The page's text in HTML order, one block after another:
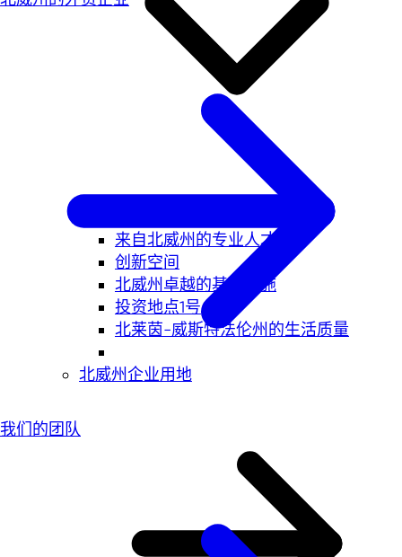
来自北威州的专业人才
创新空间
北威州卓越的基础设施
投资地点1号
北莱茵-威斯特法伦州的生活质量
北威州企业用地
我们的团队